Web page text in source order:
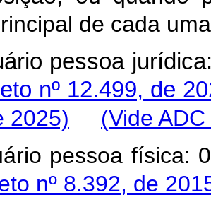
de cada
pessoa
nº 12.499, de
2025)
(Vide ADC
pessoa
nº 8.392, de